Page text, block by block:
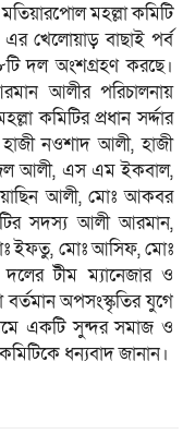
মহল্লা কমিটি
খেলোয়াড় বাছাই পর্ব
দল অংশগ্রহণ করছে।
আলীর পরিচালনায়
কমিটির প্রধান সর্দ্দার
নওশাদ আলী, হাজী
আলী, এস এম ইকবাল,
আলী, মোঃ আকবর
সদস্য আলী আরমান,
ইফতু, মোঃ আসিফ, মোঃ
টীম ম্যানেজার ও
বর্তমান অপসংস্কৃতির যুগে
একটি সুন্দর সমাজ ও
ধন্যবাদ জানান।